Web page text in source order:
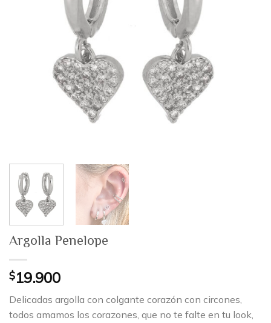
Argolla Penelope
$19.900
Delicadas argolla con colgante corazón con circones,
todos amamos los corazones, que no te falte en tu look,